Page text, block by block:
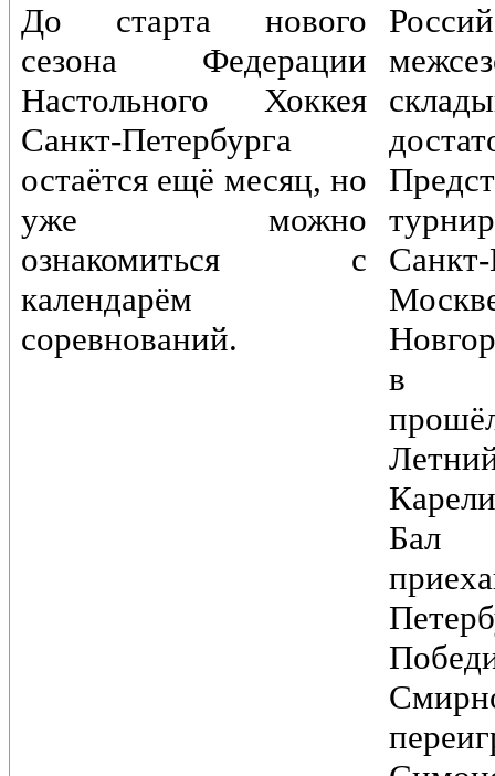
До старта нового
сезона Федерации
Настольного Хоккея
Санкт-Петербурга
остаётся ещё месяц, но
уже можно
ознакомиться с
календарём
соревнований.
в